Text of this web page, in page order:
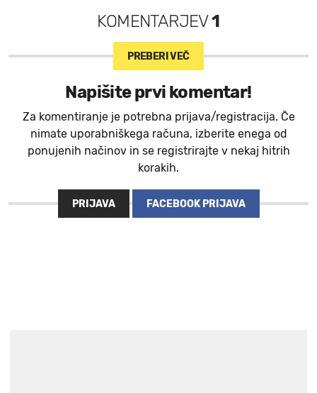
KOMENTARJEV1
PREBERI VEČ
Napišite prvi komentar!
Za komentiranje je potrebna prijava/registracija. Če
nimate uporabniškega računa, izberite enega od
ponujenih načinov in se registrirajte v nekaj hitrih
korakih.
PRIJAVA FACEBOOK PRIJAVA